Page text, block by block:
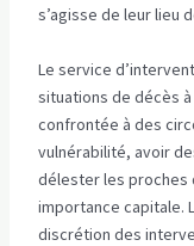
s’agisse de leur lieu
Le service
situations de décès
confrontée à des
vulnérabilité, avoir
délester les proches
importance capitale.
discrétion des